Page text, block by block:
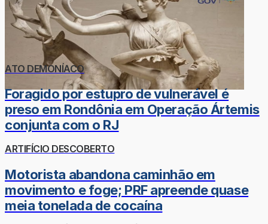
ATO DEMONÍACO
Foragido por estupro de vulnerável é
preso em Rondônia em Operação Ártemis
conjunta com o RJ
ARTIFÍCIO DESCOBERTO
Motorista abandona caminhão em
movimento e foge; PRF apreende quase
meia tonelada de cocaína